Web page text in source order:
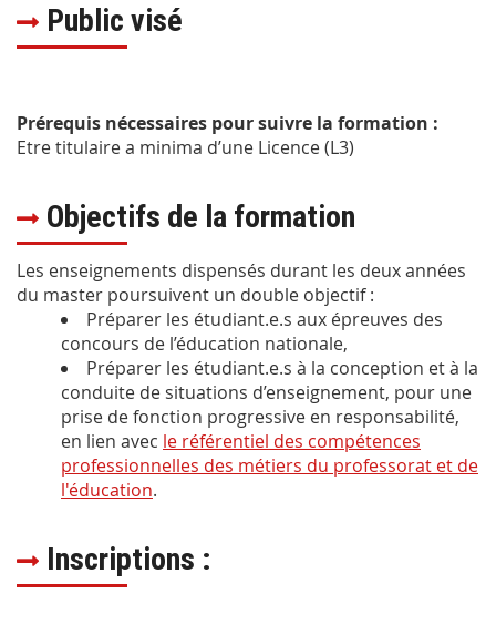
Public visé
Prérequis nécessaires pour suivre la formation :
Etre titulaire a minima d’une Licence (L3)
Objectifs de la formation
Les enseignements dispensés durant les deux années
du master poursuivent un double objectif :
Préparer les étudiant.e.s aux épreuves des
concours de l’éducation nationale,
Préparer les étudiant.e.s à la conception et à la
conduite de situations d’enseignement, pour une
prise de fonction progressive en responsabilité,
en lien avec le référentiel des compétences
professionnelles des métiers du professorat et de
l'éducation.
Inscriptions :